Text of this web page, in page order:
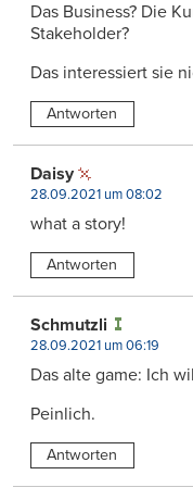
Das Business? Die
Stakeholder?
Das interessiert sie
Antworten
Daisy
28.09.2021 um 08:02
what a story!
Antworten
Schmutzli
28.09.2021 um 06:19
Das alte game: Ich
Peinlich.
Antworten